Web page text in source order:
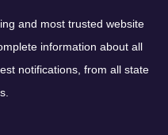
and most trusted website
information about all
notifications, from all state